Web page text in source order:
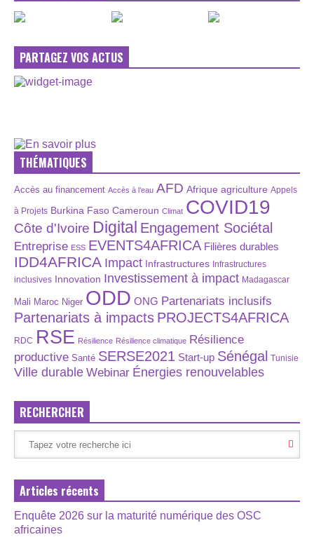
PARTAGEZ VOS ACTUS
THÉMATIQUES
Accès au financement Accès à l’eau AFD Afrique agriculture Appels
à Projets Burkina Faso Cameroun Climat COVID19
Côte d'Ivoire Digital Engagement Sociétal
Entreprise ESS EVENTS4AFRICA Filières durables
IDD4AFRICA Impact Infrastructures Infrastructures
inclusives Innovation Investissement à impact Madagascar
Mali Maroc Niger ODD ONG Partenariats inclusifs
Partenariats à impacts PROJECTS4AFRICA
RDC RSE Résilience Résilience climatique Résilience
productive Santé SERSE2021 Start-up Sénégal Tunisie
Ville durable Webinar Énergies renouvelables
RECHERCHER
Articles récents
Enquête 2026 sur la maturité numérique des OSC
africaines